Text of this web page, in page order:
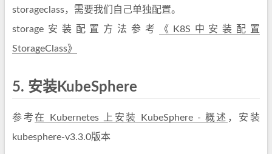
storageclass，需要我们自己单独配置。
storage安装配置方法参考
《K8S中安装配置
StorageClass》
5. 安装KubeSphere
参考在 Kubernetes 上安装 KubeSphere - 概述 ，安装
kubesphere-v3.3.0版本